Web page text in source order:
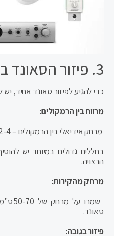
3. פיזור הסאונד בחלל הבית
כדי להגיע לפיזור סאונד אחיד,
מרווח בין הרמקולים:
מרחק אידיאלי בין הרמקולים – 2-4 מטרים.
בחללים גדולים במיוחד יש
הרצויה.
מרחק מהקירות:
שמרו
סאונד.
פיזור בגובה: